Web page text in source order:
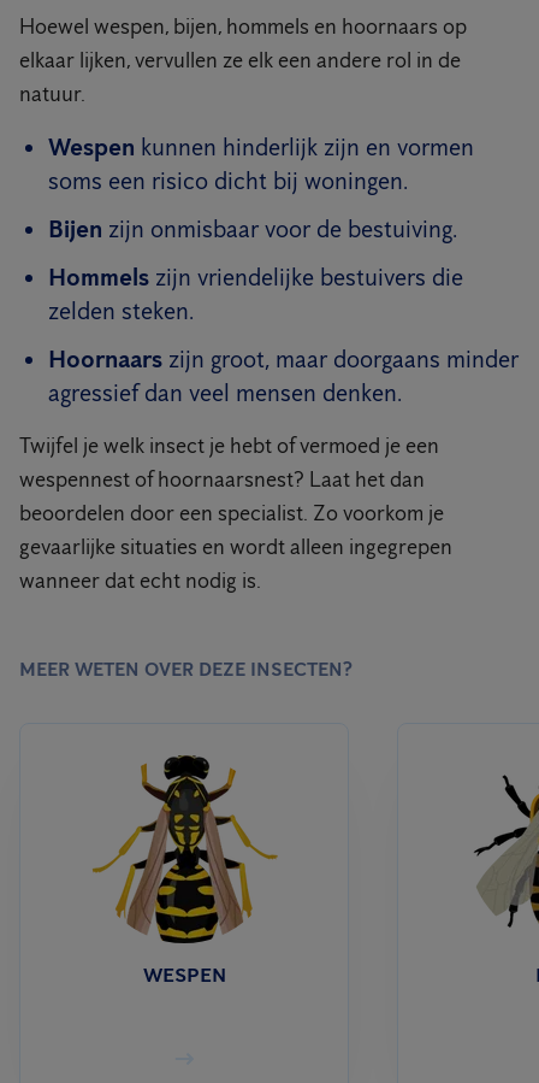
Hoewel wespen, bijen, hommels en hoornaars op
elkaar lijken, vervullen ze elk een andere rol in de
natuur.
Wespen kunnen hinderlijk zijn en vormen
soms een risico dicht bij woningen.
Bijen zijn onmisbaar voor de bestuiving.
Hommels zijn vriendelijke bestuivers die
zelden steken.
Hoornaars zijn groot, maar doorgaans minder
agressief dan veel mensen denken.
Twijfel je welk insect je hebt of vermoed je een
wespennest of hoornaarsnest? Laat het dan
beoordelen door een specialist. Zo voorkom je
gevaarlijke situaties en wordt alleen ingegrepen
wanneer dat echt nodig is.
MEER WETEN OVER DEZE INSECTEN?
WESPEN